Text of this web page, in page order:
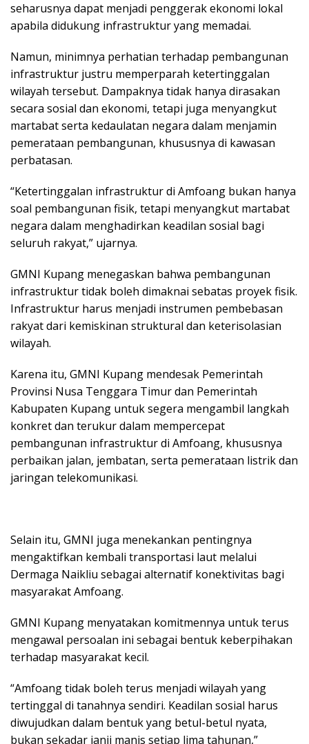
seharusnya dapat menjadi penggerak ekonomi lokal
apabila didukung infrastruktur yang memadai.
Namun, minimnya perhatian terhadap pembangunan
infrastruktur justru memperparah ketertinggalan
wilayah tersebut. Dampaknya tidak hanya dirasakan
secara sosial dan ekonomi, tetapi juga menyangkut
martabat serta kedaulatan negara dalam menjamin
pemerataan pembangunan, khususnya di kawasan
perbatasan.
“Ketertinggalan infrastruktur di Amfoang bukan hanya
soal pembangunan fisik, tetapi menyangkut martabat
negara dalam menghadirkan keadilan sosial bagi
seluruh rakyat,” ujarnya.
GMNI Kupang menegaskan bahwa pembangunan
infrastruktur tidak boleh dimaknai sebatas proyek fisik.
Infrastruktur harus menjadi instrumen pembebasan
rakyat dari kemiskinan struktural dan keterisolasian
wilayah.
Karena itu, GMNI Kupang mendesak Pemerintah
Provinsi Nusa Tenggara Timur dan Pemerintah
Kabupaten Kupang untuk segera mengambil langkah
konkret dan terukur dalam mempercepat
pembangunan infrastruktur di Amfoang, khususnya
perbaikan jalan, jembatan, serta pemerataan listrik dan
jaringan telekomunikasi.
Selain itu, GMNI juga menekankan pentingnya
mengaktifkan kembali transportasi laut melalui
Dermaga Naikliu sebagai alternatif konektivitas bagi
masyarakat Amfoang.
GMNI Kupang menyatakan komitmennya untuk terus
mengawal persoalan ini sebagai bentuk keberpihakan
terhadap masyarakat kecil.
“Amfoang tidak boleh terus menjadi wilayah yang
tertinggal di tanahnya sendiri. Keadilan sosial harus
diwujudkan dalam bentuk yang betul-betul nyata,
bukan sekadar janji manis setiap lima tahunan,”